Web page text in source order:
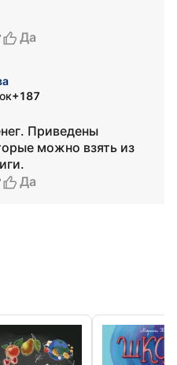
Да
+187
Приведены
можно взять из
Да